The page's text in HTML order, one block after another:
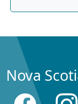
Nova